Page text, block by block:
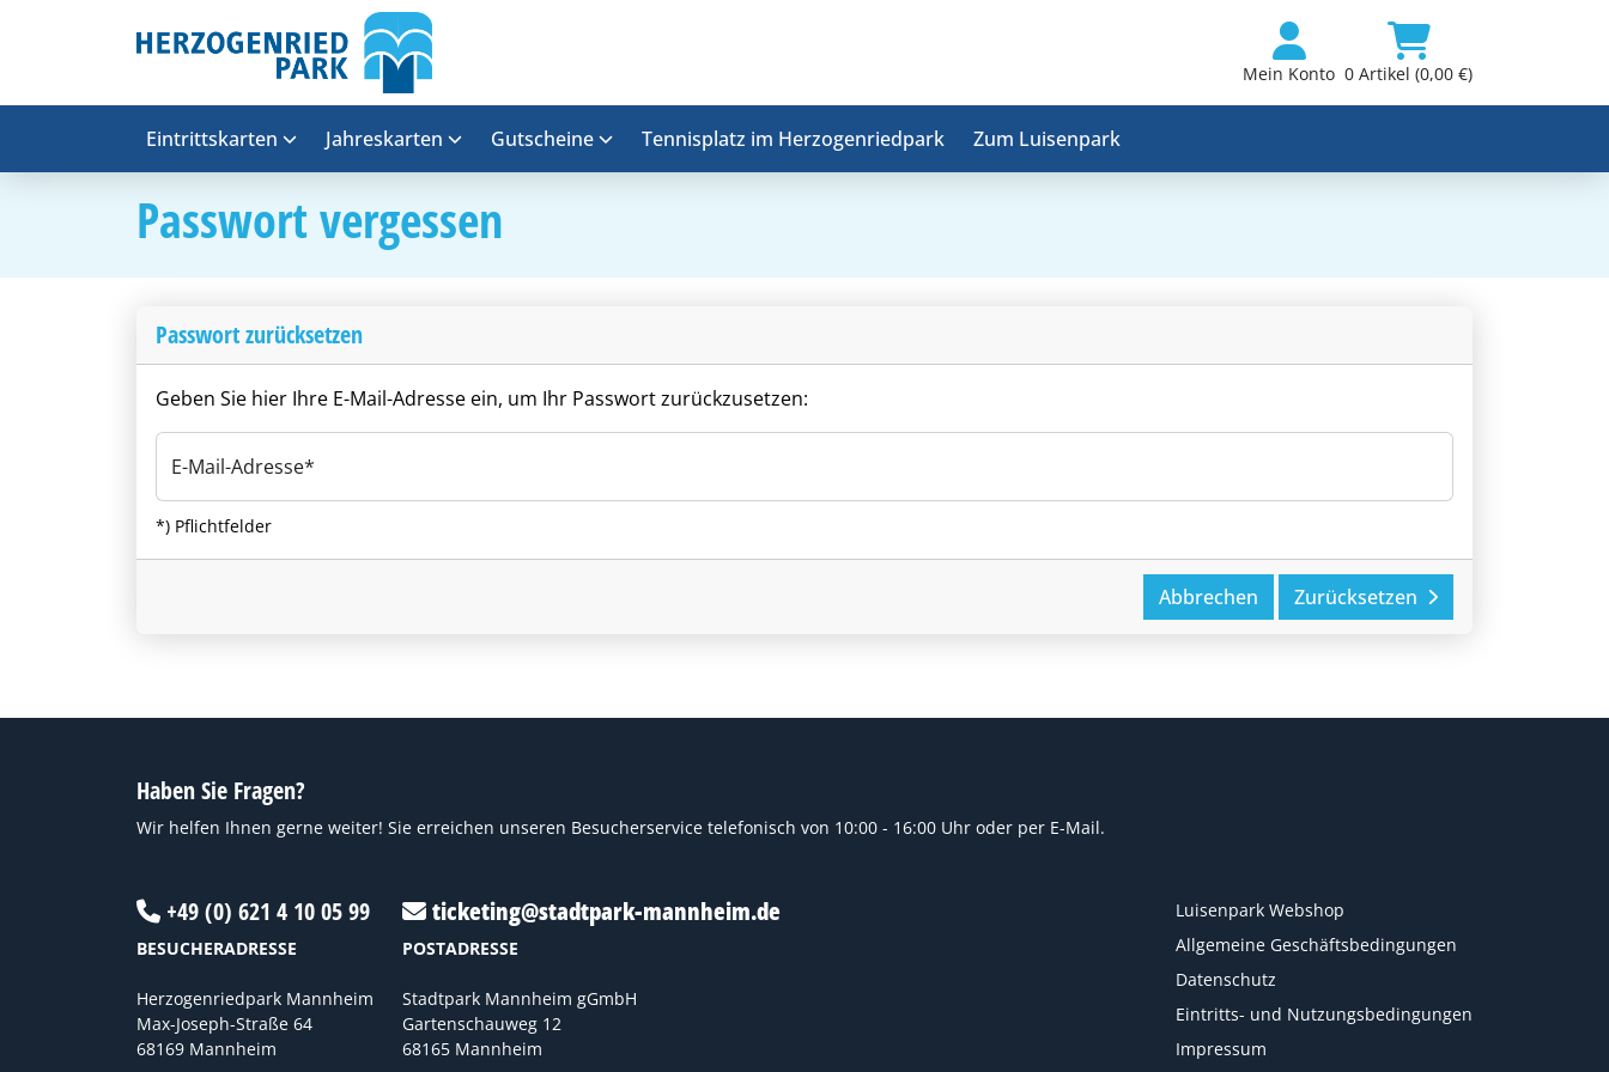
Mein Konto 0 Artikel (0,00 €)
Eintrittskarten Jahreskarten Gutscheine Tennisplatz im Herzogenriedpark Zum Luisenpark
Passwort vergessen
Passwort zurücksetzen
Geben Sie hier Ihre E-Mail-Adresse ein, um Ihr Passwort zurückzusetzen:
E-Mail-Adresse
*) Pflichtfelder
Abbrechen Zurücksetzen
Haben Sie Fragen?
Wir helfen Ihnen gerne weiter! Sie erreichen unseren Besucherservice telefonisch von 10:00 - 16:00 Uhr oder per E-Mail.
+49 (0) 621 4 10 05 99
BESUCHERADRESSE
Herzogenriedpark Mannheim
Max-Joseph-Straße 64
68169 Mannheim
ticketing@stadtpark-mannheim.de
POSTADRESSE
Stadtpark Mannheim gGmbH
Gartenschauweg 12
68165 Mannheim
Luisenpark Webshop
Allgemeine Geschäftsbedingungen
Datenschutz
Eintritts- und Nutzungsbedingungen
Impressum